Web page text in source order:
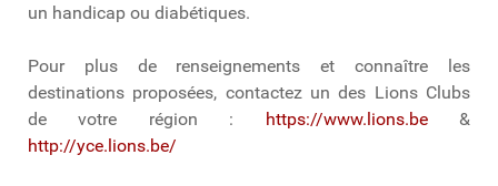
un handicap ou diabétiques.
Pour plus de renseignements et connaître les
destinations proposées, contactez un des Lions Clubs
de votre région : https://www.lions.be&
http://yce.lions.be/